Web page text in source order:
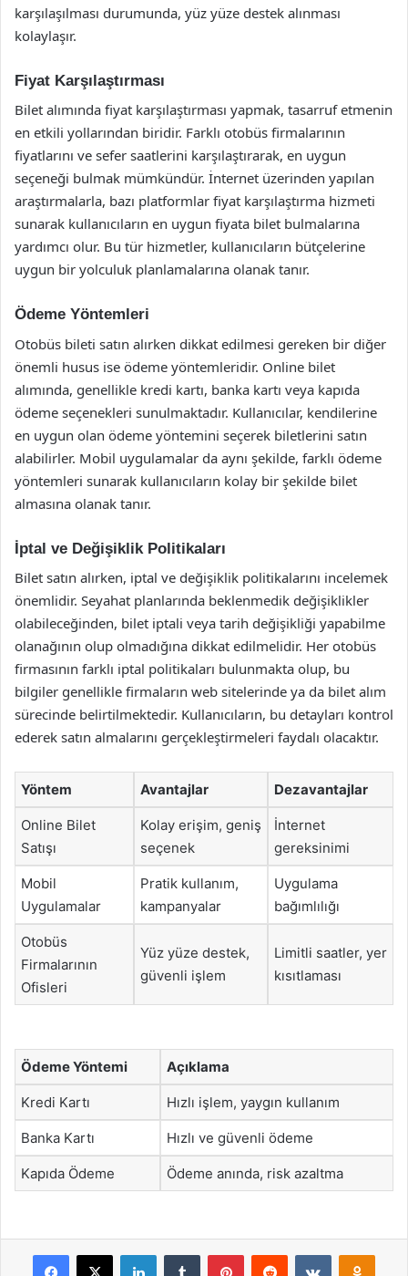
karşılaşılması durumunda, yüz yüze destek alınması
kolaylaşır.
Fiyat Karşılaştırması
Bilet alımında fiyat karşılaştırması yapmak, tasarruf etmenin
en etkili yollarından biridir. Farklı otobüs firmalarının
fiyatlarını ve sefer saatlerini karşılaştırarak, en uygun
seçeneği bulmak mümkündür. İnternet üzerinden yapılan
araştırmalarla, bazı platformlar fiyat karşılaştırma hizmeti
sunarak kullanıcıların en uygun fiyata bilet bulmalarına
yardımcı olur. Bu tür hizmetler, kullanıcıların bütçelerine
uygun bir yolculuk planlamalarına olanak tanır.
Ödeme Yöntemleri
Otobüs bileti satın alırken dikkat edilmesi gereken bir diğer
önemli husus ise ödeme yöntemleridir. Online bilet
alımında, genellikle kredi kartı, banka kartı veya kapıda
ödeme seçenekleri sunulmaktadır. Kullanıcılar, kendilerine
en uygun olan ödeme yöntemini seçerek biletlerini satın
alabilirler. Mobil uygulamalar da aynı şekilde, farklı ödeme
yöntemleri sunarak kullanıcıların kolay bir şekilde bilet
almasına olanak tanır.
İptal ve Değişiklik Politikaları
Bilet satın alırken, iptal ve değişiklik politikalarını incelemek
önemlidir. Seyahat planlarında beklenmedik değişiklikler
olabileceğinden, bilet iptali veya tarih değişikliği yapabilme
olanağının olup olmadığına dikkat edilmelidir. Her otobüs
firmasının farklı iptal politikaları bulunmakta olup, bu
bilgiler genellikle firmaların web sitelerinde ya da bilet alım
sürecinde belirtilmektedir. Kullanıcıların, bu detayları kontrol
ederek satın almalarını gerçekleştirmeleri faydalı olacaktır.
Yöntem Avantajlar Dezavantajlar
Online Bilet
Satışı
Kolay erişim, geniş
seçenek
İnternet
gereksinimi
Mobil
Uygulamalar
Pratik kullanım,
kampanyalar
Uygulama
bağımlılığı
Otobüs
Firmalarının
Ofisleri
Yüz yüze destek,
güvenli işlem
Limitli saatler, yer
kısıtlaması
Ödeme Yöntemi Açıklama
Kredi Kartı Hızlı işlem, yaygın kullanım
Banka Kartı Hızlı ve güvenli ödeme
Kapıda Ödeme Ödeme anında, risk azaltma
Facebook
X LinkedInTumblr PinterestReddit VKontakte